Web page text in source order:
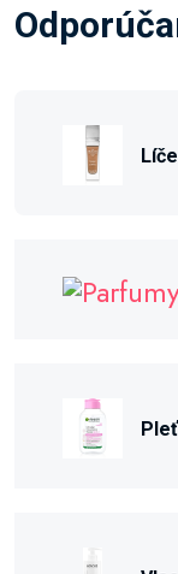
Pleť